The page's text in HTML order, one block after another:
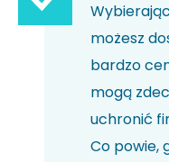
możesz
bardzo
mogą
uchronić
Co powie,